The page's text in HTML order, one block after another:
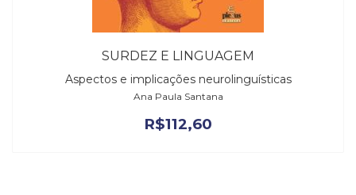
SURDEZ E LINGUAGEM
Aspectos e implicações neurolinguísticas
Ana Paula Santana
R$112,60